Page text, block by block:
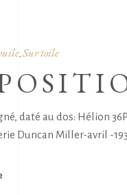
, Sur toile
daté au dos: Hélion
Duncan Miller-avril -